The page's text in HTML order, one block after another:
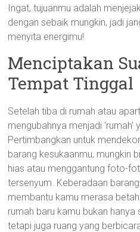
Ingat, tujuanmu adalah
dengan sebaik mungkin, jadi
menyita energimu!
Menciptakan
Tempat Tinggal
Setelah tiba di rumah atau
mengubahnya menjadi ‘rumah’
Pertimbangkan untuk
barang kesukaanmu, mungkin
hias atau menggantung foto-
tersenyum. Keberadaan
membantu kamu merasa
rumah baru kamu bukan
tetapi juga ruang yang